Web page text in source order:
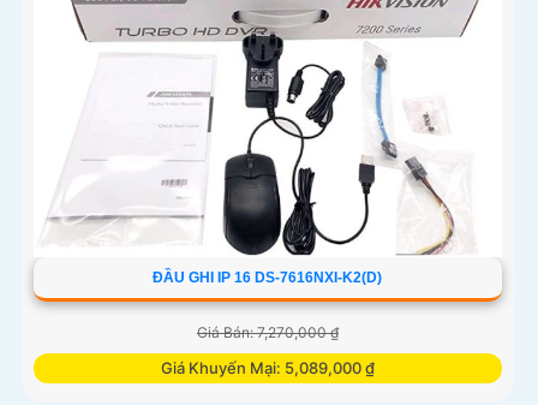
ĐẦU GHI IP 16 DS-7616NXI-K2(D)
Giá Bán: 7,270,000 ₫
Giá Khuyến Mại: 5,089,000 ₫